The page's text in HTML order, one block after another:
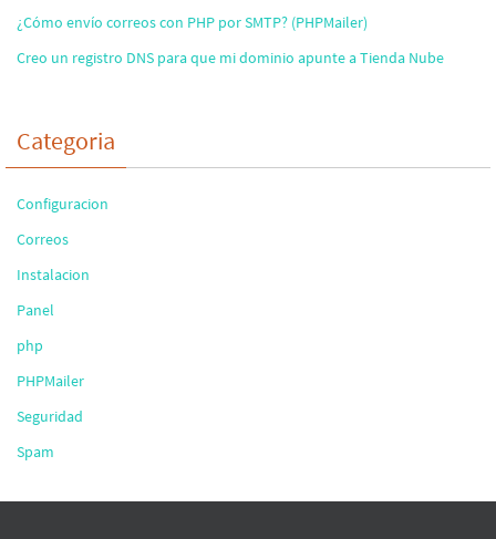
¿Cómo envío correos con PHP por SMTP? (PHPMailer)
Creo un registro DNS para que mi dominio apunte a Tienda Nube
Categoria
Configuracion
Correos
Instalacion
Panel
php
PHPMailer
Seguridad
Spam